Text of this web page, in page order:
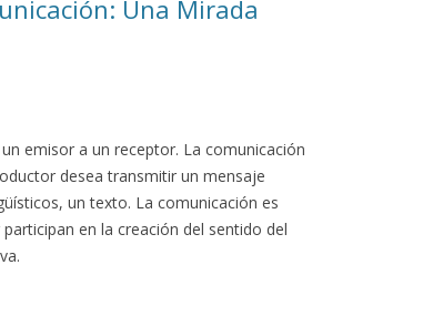
Una Mirada
emisor a un receptor. La comunicación
desea transmitir un mensaje
un texto. La comunicación es
en la creación del sentido del